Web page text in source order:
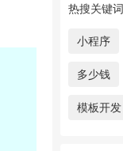
热搜关键词
小程序
多少钱
模板开发